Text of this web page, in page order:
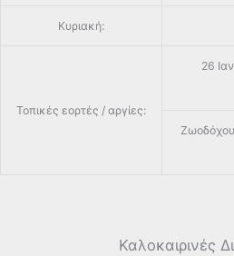
Κυριακή:
Τοπικές εορτές / αργίες:
26
Καλοκαιρινές